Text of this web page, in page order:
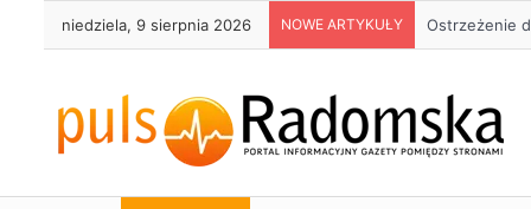
niedziela, 9 sierpnia 2026 NOWE ARTYKUŁY Około 90